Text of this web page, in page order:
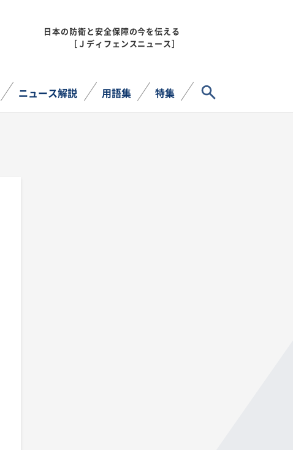
日本の防衛と安全保障の今を伝える
［Ｊディフェンスニュース］
ニュース解説 用語集 特集